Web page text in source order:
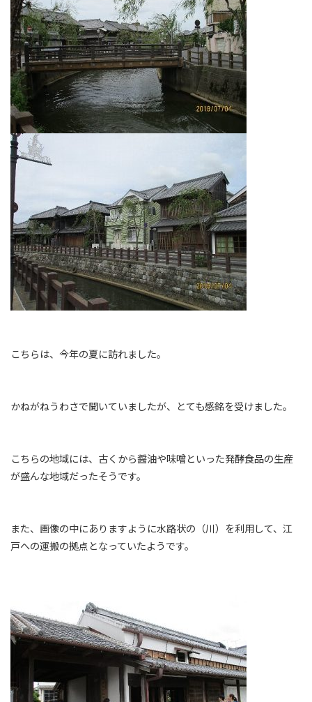
こちらは、今年の夏に訪れました。
かねがねうわさで聞いていましたが、とても感銘を受けました。
こちらの地域には、古くから醤油や味噌といった発酵食品の生産
が盛んな地域だったそうです。
また、画像の中にありますように水路状の（川）を利用して、江
戸への運搬の拠点となっていたようです。